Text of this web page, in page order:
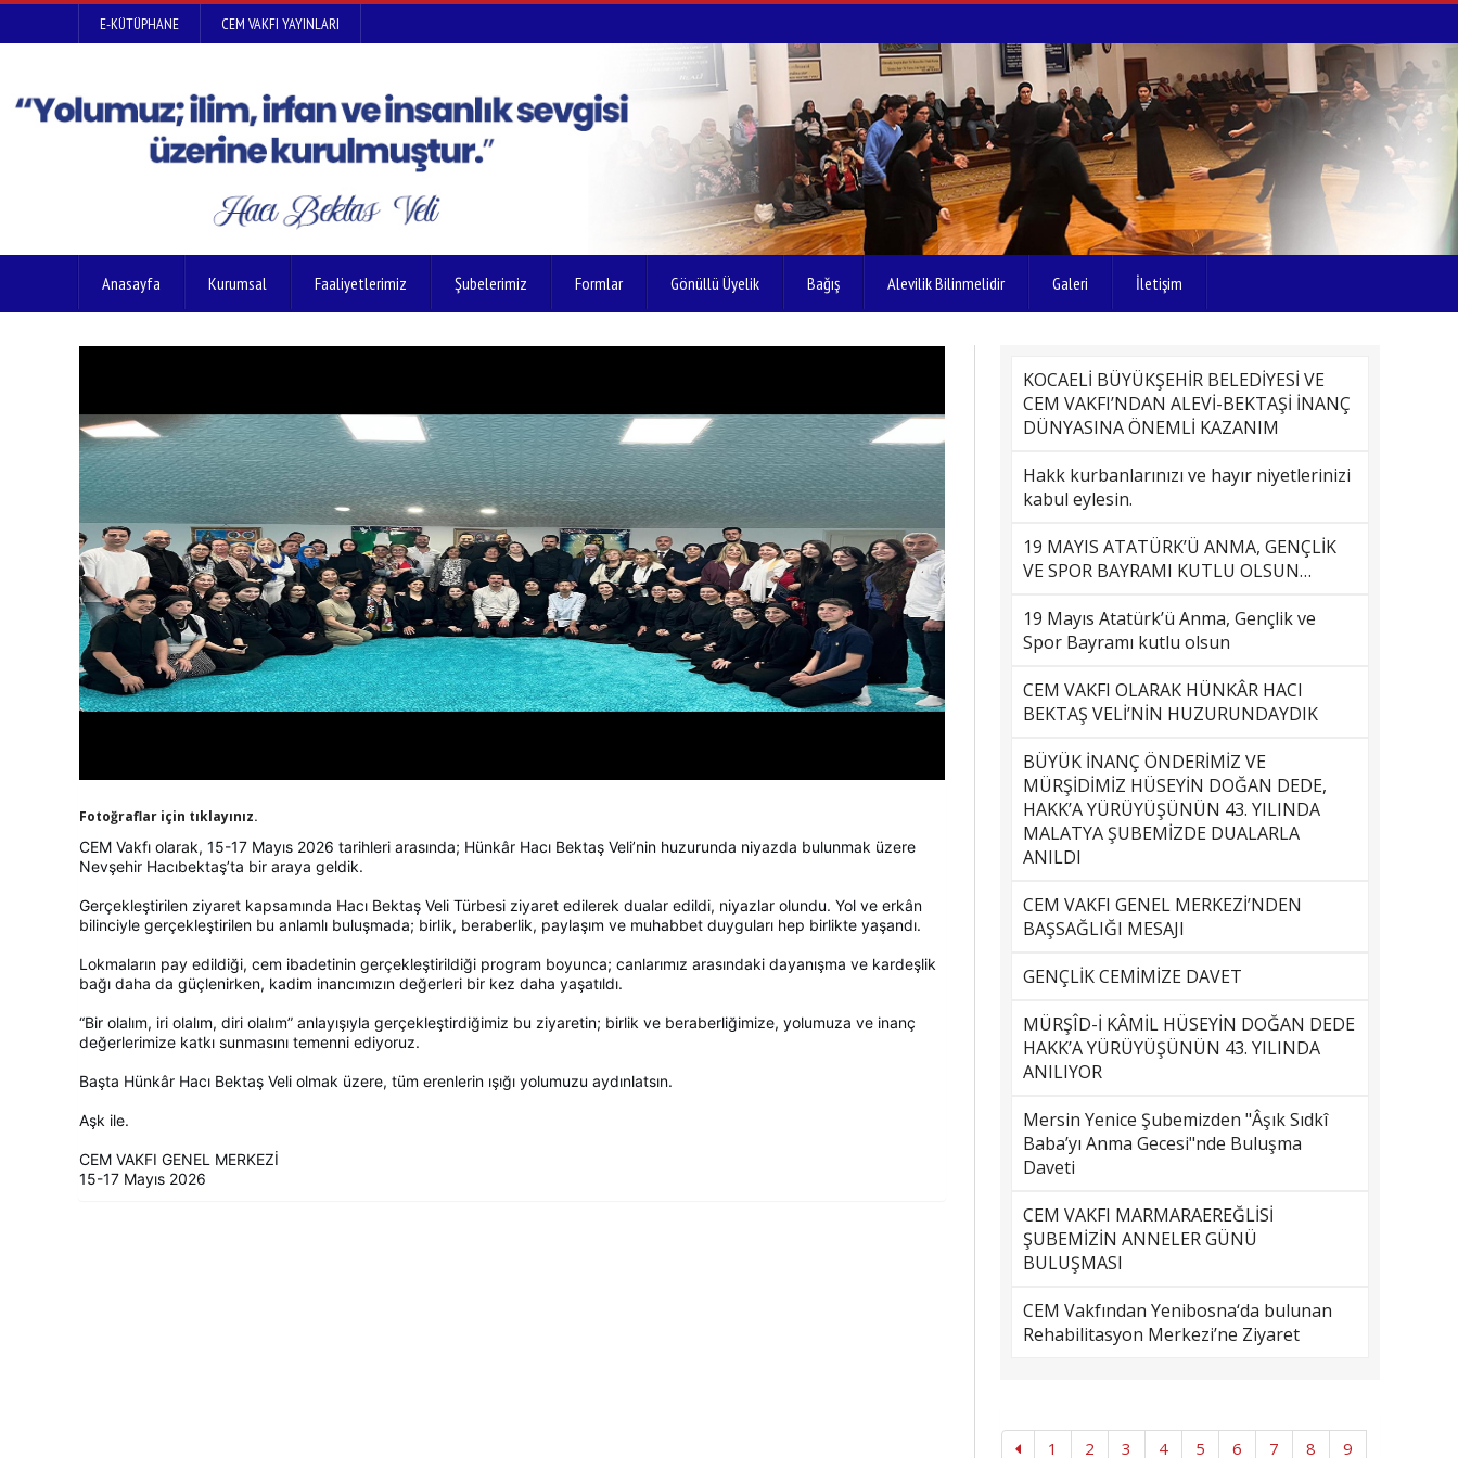
E-KÜTÜPHANE CEM VAKFI YAYINLARI
Anasayfa Kurumsal Faaliyetlerimiz Şubelerimiz Formlar Gönüllü Üyelik Bağış Alevilik Bilinmelidir Galeri İletişim
Fotoğraflar için tıklayınız.
CEM Vakfı olarak, 15-17 Mayıs 2026 tarihleri arasında; Hünkâr Hacı Bektaş Veli’nin huzurunda niyazda bulunmak üzere
Nevşehir Hacıbektaş’ta bir araya geldik.
Gerçekleştirilen ziyaret kapsamında Hacı Bektaş Veli Türbesi ziyaret edilerek dualar edildi, niyazlar olundu. Yol ve erkân
bilinciyle gerçekleştirilen bu anlamlı buluşmada; birlik, beraberlik, paylaşım ve muhabbet duyguları hep birlikte yaşandı.
Lokmaların pay edildiği, cem ibadetinin gerçekleştirildiği program boyunca; canlarımız arasındaki dayanışma ve kardeşlik
bağı daha da güçlenirken, kadim inancımızın değerleri bir kez daha yaşatıldı.
“Bir olalım, iri olalım, diri olalım” anlayışıyla gerçekleştirdiğimiz bu ziyaretin; birlik ve beraberliğimize, yolumuza ve inanç
değerlerimize katkı sunmasını temenni ediyoruz.
Başta Hünkâr Hacı Bektaş Veli olmak üzere, tüm erenlerin ışığı yolumuzu aydınlatsın.
Aşk ile.
CEM VAKFI GENEL MERKEZİ
15-17 Mayıs 2026
KOCAELİ BÜYÜKŞEHİR BELEDİYESİ VE
CEM VAKFI’NDAN ALEVİ-BEKTAŞİ İNANÇ
DÜNYASINA ÖNEMLİ KAZANIM
Hakk kurbanlarınızı ve hayır niyetlerinizi
kabul eylesin.
19 MAYIS ATATÜRK’Ü ANMA, GENÇLİK
VE SPOR BAYRAMI KUTLU OLSUN…
19 Mayıs Atatürk’ü Anma, Gençlik ve
Spor Bayramı kutlu olsun
CEM VAKFI OLARAK HÜNKÂR HACI
BEKTAŞ VELİ’NİN HUZURUNDAYDIK
BÜYÜK İNANÇ ÖNDERİMİZ VE
MÜRŞİDİMİZ HÜSEYİN DOĞAN DEDE,
HAKK’A YÜRÜYÜŞÜNÜN 43. YILINDA
MALATYA ŞUBEMİZDE DUALARLA
ANILDI
CEM VAKFI GENEL MERKEZİ’NDEN
BAŞSAĞLIĞI MESAJI
GENÇLİK CEMİMİZE DAVET
MÜRŞÎD-İ KÂMİL HÜSEYİN DOĞAN DEDE
HAKK’A YÜRÜYÜŞÜNÜN 43. YILINDA
ANILIYOR
Mersin Yenice Şubemizden "Âşık Sıdkî
Baba’yı Anma Gecesi"nde Buluşma
Daveti
CEM VAKFI MARMARAEREĞLİSİ
ŞUBEMİZİN ANNELER GÜNÜ
BULUŞMASI
CEM Vakfından Yenibosna‘da bulunan
Rehabilitasyon Merkezi’ne Ziyaret
1 2 3 4 5 6 7 8 9